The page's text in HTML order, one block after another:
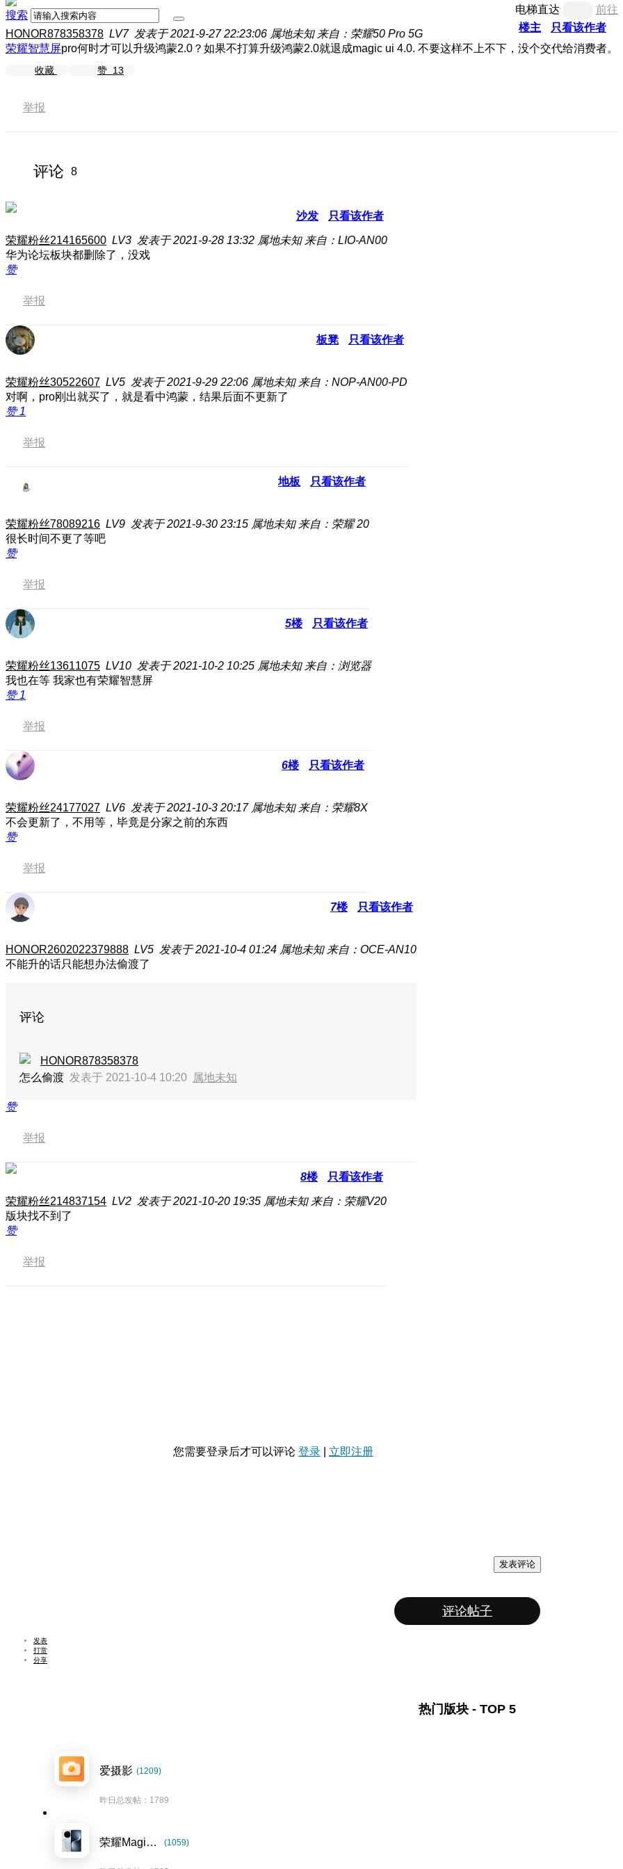
搜索 电梯直达
前往
楼主
只看该作者
HONOR878358378 LV7 发表于 2021-9-27 22:23:06 属地未知 来自：荣耀50 Pro 5G
荣耀智慧屏pro何时才可以升级鸿蒙2.0？如果不打算升级鸿蒙2.0就退成magic ui 4.0. 不要这样不上不下，没个交代给消费者。
收藏 赞 13
举报
评论 8
沙发 只看该作者
荣耀粉丝214165600 LV3 发表于 2021-9-28 13:32 属地未知 来自：LIO-AN00
华为论坛板块都删除了，没戏
赞
举报
板凳 只看该作者
荣耀粉丝30522607 LV5 发表于 2021-9-29 22:06 属地未知 来自：NOP-AN00-PD
对啊，pro刚出就买了，就是看中鸿蒙，结果后面不更新了
赞1
举报
地板 只看该作者
荣耀粉丝78089216 LV9 发表于 2021-9-30 23:15 属地未知 来自：荣耀 20
很长时间不更了等吧
赞
举报
5楼 只看该作者
荣耀粉丝13611075 LV10 发表于 2021-10-2 10:25 属地未知 来自：浏览器
我也在等 我家也有荣耀智慧屏
赞1
举报
6楼 只看该作者
荣耀粉丝24177027 LV6 发表于 2021-10-3 20:17 属地未知 来自：荣耀8X
不会更新了，不用等，毕竟是分家之前的东西
赞
举报
7楼 只看该作者
HONOR2602022379888 LV5 发表于 2021-10-4 01:24 属地未知 来自：OCE-AN10
不能升的话只能想办法偷渡了
评论
HONOR878358378
怎么偷渡 发表于 2021-10-4 10:20 属地未知
赞
举报
8楼 只看该作者
荣耀粉丝214837154 LV2 发表于 2021-10-20 19:35 属地未知 来自：荣耀V20
版块找不到了
赞
举报
您需要登录后才可以评论 登录 立即注册
发表评论
评论帖子
发表
打赏
分享
热门版块 - TOP 5
爱摄影 (1209)
昨日总发帖：1789
荣耀Magic7系列 (1059)